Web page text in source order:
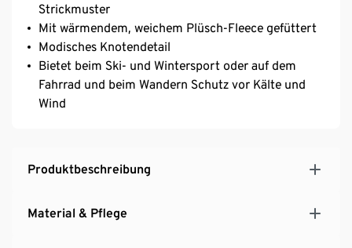
Strickmuster
Mit wärmendem, weichem Plüsch-Fleece gefüttert
Modisches Knotendetail
Bietet beim Ski- und Wintersport oder auf dem
Fahrrad und beim Wandern Schutz vor Kälte und
Wind
Produktbeschreibung
Material & Pflege